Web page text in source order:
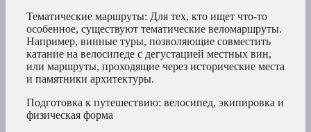
Тематические маршруты: Для тех, кто ищет что-то
особенное, существуют тематические веломаршруты.
Например, винные туры, позволяющие совместить
катание на велосипеде с дегустацией местных вин,
или маршруты, проходящие через исторические места
и памятники архитектуры.
Подготовка к путешествию: велосипед, экипировка и
физическая форма